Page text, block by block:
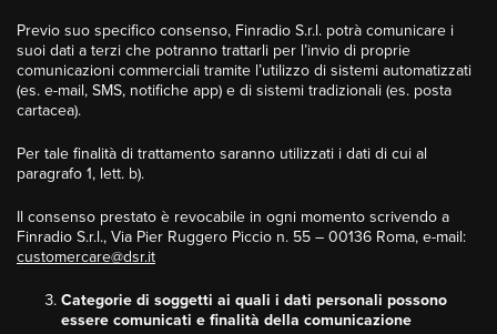
Previo suo specifico consenso, Finradio S.r.l. potrà comunicare i
suoi dati a terzi che potranno trattarli per l’invio di proprie
comunicazioni commerciali tramite l’utilizzo di sistemi automatizzati
(es. e-mail, SMS, notifiche app) e di sistemi tradizionali (es. posta
cartacea).
Per tale finalità di trattamento saranno utilizzati i dati di cui al
paragrafo 1, lett. b).
Il consenso prestato è revocabile in ogni momento scrivendo a
Finradio S.r.l., Via Pier Ruggero Piccio n. 55 – 00136 Roma, e-mail:
customercare@dsr.it
Categorie di soggetti ai quali i dati personali possono
essere comunicati e finalità della comunicazione